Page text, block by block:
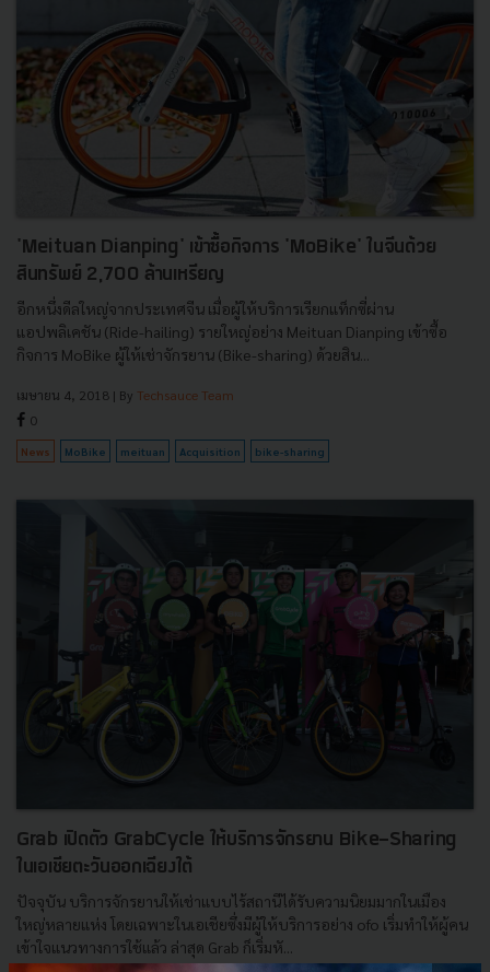
'Meituan Dianping' เข้าซื้อกิจการ 'MoBike' ในจีนด้วย
สินทรัพย์ 2,700 ล้านเหรียญ
อีกหนึ่งดีลใหญ่จากประเทศจีน เมื่อผู้ให้บริการเรียกแท็กซี่ผ่าน
แอปพลิเคชัน (Ride-hailing) รายใหญ่อย่าง Meituan Dianping เข้าซื้อ
กิจการ MoBike ผู้ให้เช่าจักรยาน (Bike-sharing) ด้วยสิน...
เมษายน 4, 2018 | By Techsauce Team
0
News MoBike meituan Acquisition bike-sharing
Grab เปิดตัว GrabCycle ให้บริการจักรยาน Bike-Sharing
ในเอเชียตะวันออกเฉียงใต้
ปัจจุบัน บริการจักรยานให้เช่าแบบไร้สถานีได้รับความนิยมมากในเมือง
ใหญ่หลายแห่ง โดยเฉพาะในเอเชียซึ่งมีผู้ให้บริการอย่าง ofo เริ่มทำให้ผู้คน
เข้าใจแนวทางการใช้แล้ว ล่าสุด Grab ก็เริ่มหั...